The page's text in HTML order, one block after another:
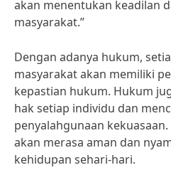
akan menentukan keadilan
masyarakat.”
Dengan adanya hukum,
masyarakat akan memiliki
kepastian hukum. Hukum
hak setiap individu dan
penyalahgunaan
akan merasa aman dan
kehidupan sehari-hari.